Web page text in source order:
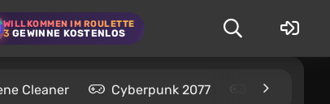
WILLKOMMEN IM ROULETTE
3 GEWINNE KOSTENLOS
Cleaner Cyberpunk 2077 Kingdom